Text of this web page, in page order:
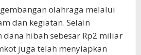
olahraga melalui
dan kegiatan. Selain
dana hibah sebesar Rp2 miliar
juga telah menyiapkan